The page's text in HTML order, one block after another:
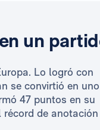
un
Lo logró con
se convirtió en uno
47 puntos en su
de anotación